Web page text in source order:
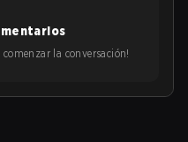
la conversación!